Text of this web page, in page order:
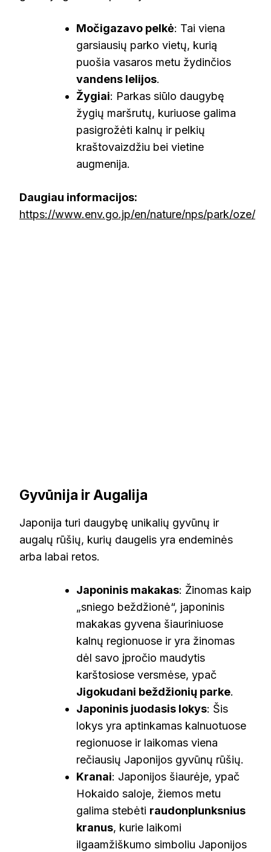
Močigazavo pelkė: Tai viena
garsiausių parko vietų, kurią
puošia vasaros metu žydinčios
vandens lelijos.
Žygiai: Parkas siūlo daugybę
žygių maršrutų, kuriuose galima
pasigrožėti kalnų ir pelkių
kraštovaizdžiu bei vietine
augmenija.
Daugiau informacijos:
https://www.env.go.jp/en/nature/nps/park/oze/
Gyvūnija ir Augalija
Japonija turi daugybę unikalių gyvūnų ir
augalų rūšių, kurių daugelis yra endeminės
arba labai retos.
Japoninis makakas: Žinomas kaip
„sniego beždžionė“, japoninis
makakas gyvena šiauriniuose
kalnų regionuose ir yra žinomas
dėl savo įpročio maudytis
karštosiose versmėse, ypač
Jigokudani beždžionių parke.
Japoninis juodasis lokys: Šis
lokys yra aptinkamas kalnuotuose
regionuose ir laikomas viena
rečiausių Japonijos gyvūnų rūšių.
Kranai: Japonijos šiaurėje, ypač
Hokaido saloje, žiemos metu
galima stebėti raudonplunksnius
kranus, kurie laikomi
ilgaamžiškumo simboliu Japonijos